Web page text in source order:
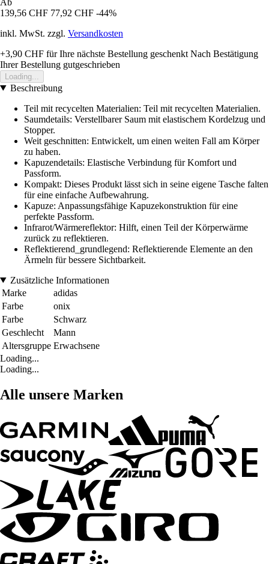
139,56 CHF 77,92 CHF -44%
inkl. MwSt. zzgl. Versandkosten
+3,90 CHF für Ihre nächste Bestellung geschenkt Nach Bestätigung
Ihrer Bestellung gutgeschrieben
Loading...
Beschreibung
Teil mit recycelten Materialien: Teil mit recycelten Materialien.
Saumdetails: Verstellbarer Saum mit elastischem Kordelzug und
Stopper.
Weit geschnitten: Entwickelt, um einen weiten Fall am Körper
zu haben.
Kapuzendetails: Elastische Verbindung für Komfort und
Passform.
Kompakt: Dieses Produkt lässt sich in seine eigene Tasche falten
für eine einfache Aufbewahrung.
Kapuze: Anpassungsfähige Kapuzekonstruktion für eine
perfekte Passform.
Infrarot/Wärmereflektor: Hilft, einen Teil der Körperwärme
zurück zu reflektieren.
Reflektierend_grundlegend: Reflektierende Elemente an den
Ärmeln für bessere Sichtbarkeit.
Zusätzliche Informationen
Marke
adidas
Farbe
onix
Farbe
Schwarz
Geschlecht
Mann
Altersgruppe Erwachsene
Loading...
Loading...
Alle unsere Marken